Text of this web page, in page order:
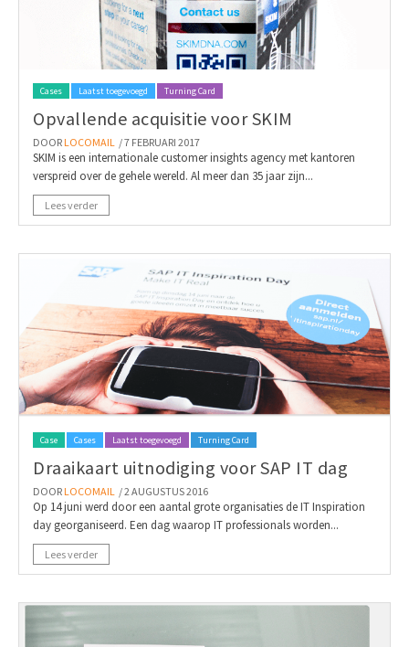
Cases Laatst toegevoegd Turning Card
Opvallende acquisitie voor SKIM
DOOR LOCOMAIL / 7 FEBRUARI 2017
SKIM is een internationale customer insights agency met kantoren
verspreid over de gehele wereld. Al meer dan 35 jaar zijn...
Lees verder
Case Cases Laatst toegevoegd Turning Card
Draaikaart uitnodiging voor SAP IT dag
DOOR LOCOMAIL / 2 AUGUSTUS 2016
Op 14 juni werd door een aantal grote organisaties de IT Inspiration
day georganiseerd. Een dag waarop IT professionals worden...
Lees verder